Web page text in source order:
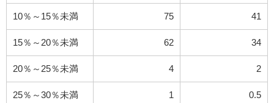
10％～15％未満 75 41
15％～20％未満 62 34
20％～25％未満 4 2
25％～30％未満 1 0.5